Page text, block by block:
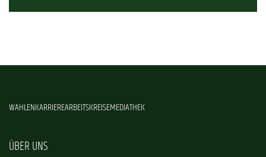
WAHLENKARRIEREARBEITSKREISEMEDIATHEK
ÜBER UNS